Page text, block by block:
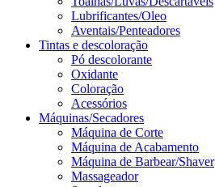
Lubrificantes/Oleo
Aventais/Penteadores
Tintas e descoloração
Pó descolorante
Oxidante
Coloração
Acessórios
Máquinas/Secadores
Máquina de Corte
Máquina de Acabamento
Máquina de Barbear/Shaver
Massageador